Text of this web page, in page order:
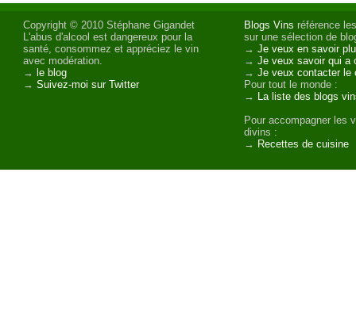
Copyright © 2010 Stéphane Gigandet
L'abus d'alcool est dangereux pour la
santé, consommez et appréciez le vin
avec modération.
→ le blog
→Suivez-moi sur Twitter
Blogs Vins référence
sur une sélection de
→Je veux en savoir
→Je veux savoir qui a
→Je veux contacter le
Pour tout le monde :
→
La liste des blogs
Pour accompagner les
divins :
→ Recettes de cuisine